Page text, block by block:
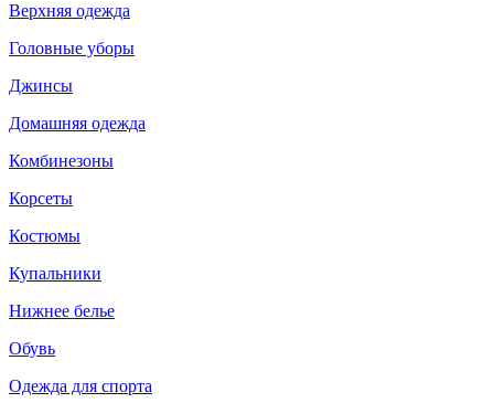
Верхняя одежда
Головные уборы
Джинсы
Домашняя одежда
Комбинезоны
Корсеты
Костюмы
Купальники
Нижнее белье
Обувь
Одежда для спорта